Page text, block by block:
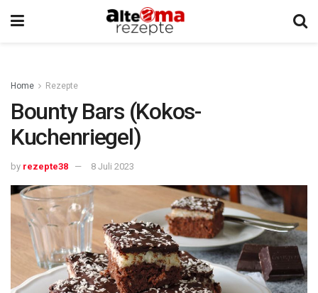
Home Rezepte
Bounty Bars (Kokos-
Kuchenriegel)
by rezepte38 8 Juli 2023